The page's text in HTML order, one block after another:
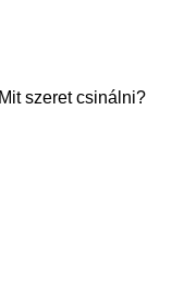
szeret csinálni?